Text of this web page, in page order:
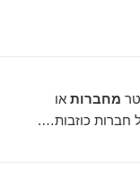
מחברות או
חברות כוזבות….